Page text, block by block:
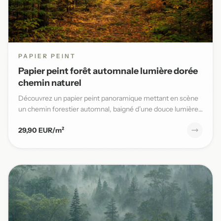
PAPIER PEINT
Papier peint forêt automnale lumière dorée
chemin naturel
Découvrez un papier peint panoramique mettant en scène
un chemin forestier automnal, baigné d’une douce lumière
29,90 EUR/m²